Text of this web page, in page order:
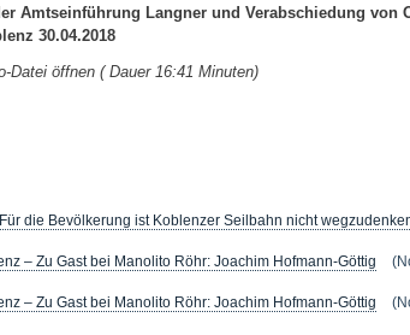
Amtseinführung Langner und Verabschiedung von
30.04.2018
Datei öffnen ( Dauer 16:41 Minuten)
die Bevölkerung ist Koblenzer Seilbahn nicht
– Zu Gast bei Manolito Röhr: Joachim Hofmann-Göttig
– Zu Gast bei Manolito Röhr: Joachim Hofmann-Göttig